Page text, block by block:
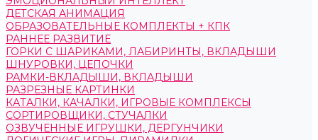
ДЕТСКАЯ АНИМАЦИЯ
ОБРАЗОВАТЕЛЬНЫЕ КОМПЛЕКТЫ + КПК
РАННЕЕ РАЗВИТИЕ
ГОРКИ С ШАРИКАМИ, ЛАБИРИНТЫ, ВКЛАДЫШИ
ШНУРОВКИ, ЦЕПОЧКИ
РАМКИ-ВКЛАДЫШИ, ВКЛАДЫШИ
РАЗРЕЗНЫЕ КАРТИНКИ
КАТАЛКИ, КАЧАЛКИ, ИГРОВЫЕ КОМПЛЕКСЫ
СОРТИРОВЩИКИ, СТУЧАЛКИ
ОЗВУЧЕННЫЕ ИГРУШКИ, ДЕРГУНЧИКИ